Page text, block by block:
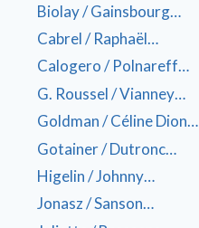
Biolay / Gainsbourg…
Cabrel / Raphaël…
Calogero / Polnareff…
G. Roussel / Vianney…
Goldman / Céline Dion…
Gotainer / Dutronc…
Higelin / Johnny…
Jonasz / Sanson…